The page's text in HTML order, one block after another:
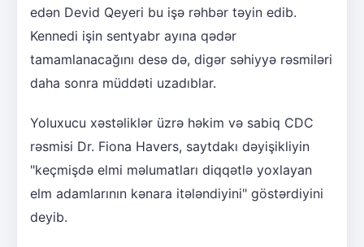
edən Devid Qeyeri bu işə rəhbər təyin edib.
Kennedi işin sentyabr ayına qədər
tamamlanacağını desə də, digər səhiyyə rəsmiləri
daha sonra müddəti uzadıblar.
Yoluxucu xəstəliklər üzrə həkim və sabiq CDC
rəsmisi Dr. Fiona Havers, saytdakı dəyişikliyin
"keçmişdə elmi məlumatları diqqətlə yoxlayan
elm adamlarının kənara itələndiyini" göstərdiyini
deyib.